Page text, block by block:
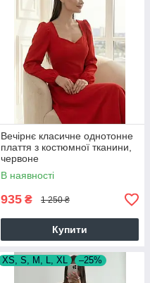
Вечірнє класичне однотонне
плаття з костюмної тканини,
червоне
В наявності
935 ₴ 1 250 ₴
Купити
XS, S, M, L, XL –25%